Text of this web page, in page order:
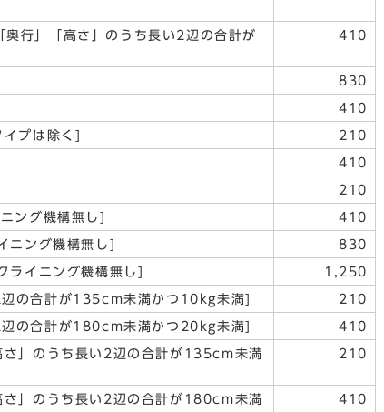
行」「高さ」のうち長い2辺の合計が
410
830
410
プは除く] 210
410
210
ング機構無し] 410
ング機構無し] 830
イニング機構無し] 1,250
の合計が135cm未満かつ10kg未満] 210
の合計が180cm未満かつ20kg未満] 410
」のうち長い2辺の合計が135cm未満
210
」のうち長い2辺の合計が180cm未満
410